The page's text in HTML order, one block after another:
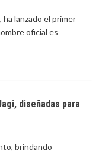
lanzado el primer
oficial es
diseñadas para
brindando